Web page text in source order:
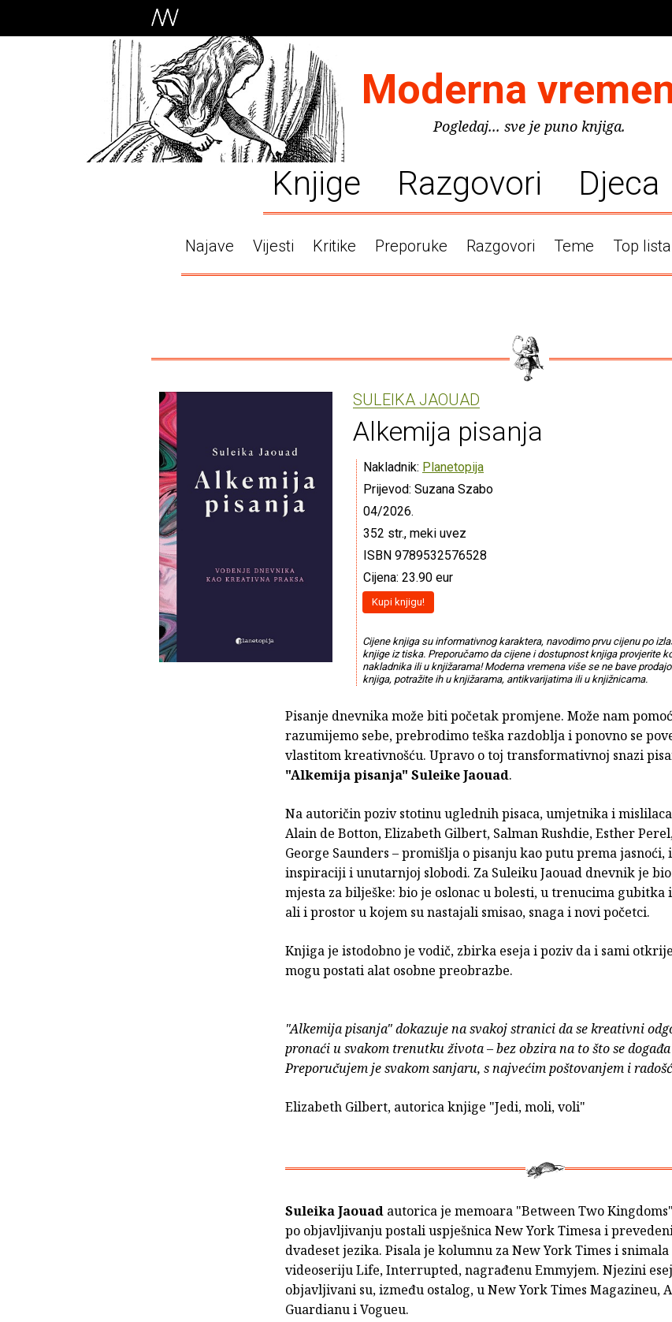
Moderna
Pogledaj... sve je puno knjiga.
Knjige Razgovori Djeca
Najave Vijesti Kritike Preporuke Razgovori Teme Top
SULEIKA JAOUAD
Alkemija pisanja
Nakladnik: Planetopija
Prijevod: Suzana Szabo
04/2026.
352 str., meki uvez
ISBN 9789532576528
Cijena: 23.90 eur
Kupi knjigu!
Cijene knjiga su informativnog karaktera, navodimo prvu cijenu po
knjige iz tiska. Preporučamo da cijene i dostupnost knjiga provjerite
nakladnika ili u knjižarama! Moderna vremena više se ne bave
knjiga, potražite ih u knjižarama, antikvarijatima ili u knjižnicama.
Pisanje dnevnika može biti početak promjene. Može nam
razumijemo sebe, prebrodimo teška razdoblja i ponovno se
vlastitom kreativnošću. Upravo o toj transformativnoj snazi
"Alkemija pisanja" Suleike Jaouad.
Na autoričin poziv stotinu uglednih pisaca, umjetnika i
Alain de Botton, Elizabeth Gilbert, Salman Rushdie, Esther
George Saunders – promišlja o pisanju kao putu prema jasnoći,
inspiraciji i unutarnjoj slobodi. Za Suleiku Jaouad dnevnik je
mjesta za bilješke: bio je oslonac u bolesti, u trenucima gubitka
ali i prostor u kojem su nastajali smisao, snaga i novi početci.
Knjiga je istodobno je vodič, zbirka eseja i poziv da i sami
mogu postati alat osobne preobrazbe.
"Alkemija pisanja" dokazuje na svakoj stranici da se kreativni
pronaći u svakom trenutku života – bez obzira na to što se
Preporučujem je svakom sanjaru, s najvećim poštovanjem i
Elizabeth Gilbert, autorica knjige "Jedi, moli, voli"
Suleika Jaouad autorica je memoara "Between Two
po objavljivanju postali uspješnica New York Timesa i
dvadeset jezika. Pisala je kolumnu za New York Times i
videoseriju Life, Interrupted, nagrađenu Emmyjem. Njezini
objavljivani su, između ostalog, u New York Times Magazineu,
Guardianu i Vogueu.